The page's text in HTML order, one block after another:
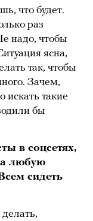
что будет.
раз
надо, чтобы
ясна,
так, чтобы
Зачем,
искать такие
бы
в соцсетях,
любую
сидеть